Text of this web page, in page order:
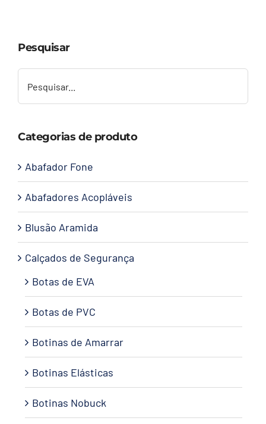
Contato
Pesquisar
Categorias de produto
Abafador Fone
Abafadores Acopláveis
Blusão Aramida
Calçados de Segurança
Botas de EVA
Botas de PVC
Botinas de Amarrar
Botinas Elásticas
Botinas Nobuck